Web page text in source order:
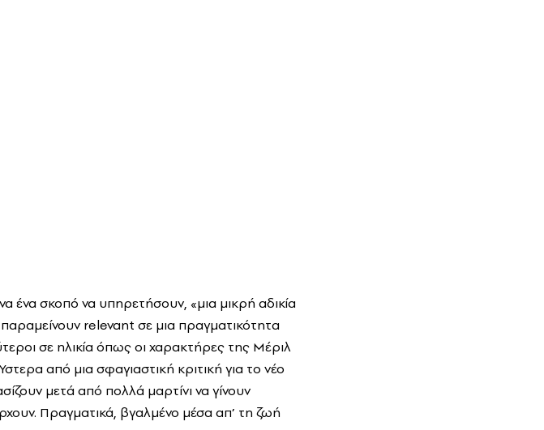
ένα σκοπό να υπηρετήσουν, «μια μικρή αδικία
relevant σε μια πραγματικότητα
σε ηλικία όπως οι χαρακτήρες της Μέριλ
από μια σφαγιαστική κριτική για το νέο
μετά από πολλά μαρτίνι να γίνουν
Πραγματικά, βγαλμένο μέσα απ’ τη ζωή